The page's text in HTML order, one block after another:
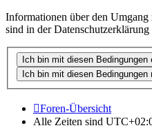
Informationen über den
sind in der Datenschutzerklärung
Foren-Übersicht
Alle Zeiten sind